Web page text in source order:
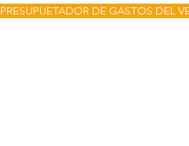
PRESUPUETADOR DE GASTOS DEL